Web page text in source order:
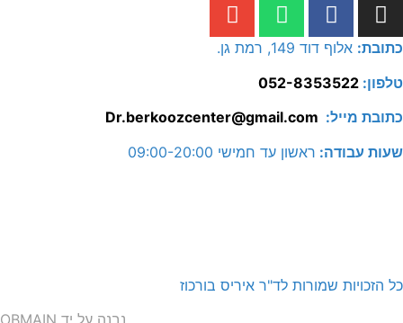
שעות עבודה: ראשון עד חמישי 09:00-20:00
טלפון: 052-8353522
כתובת מייל: Dr.berkoozcenter@gmail.com
כתובת: אלוף דוד 149, רמת גן.
כל הזכויות שמורות לד"ר איריס בורכוז